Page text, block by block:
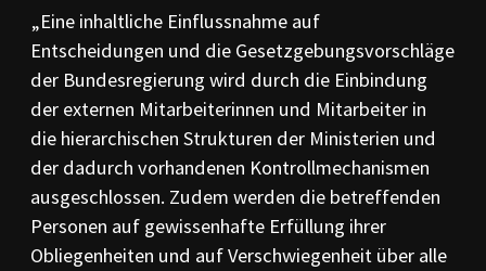
„Eine inhaltliche Einflussnahme auf
Entscheidungen und die Gesetzgebungsvor­schläge
der Bun­desregierung wird durch die Einbindung
der externen Mitarbei­te­rinnen und Mit­arbeiter in
die hierarchischen Strukturen der Ministerien und
der da­durch vorhan­de­nen Kontrollme­chanis­men
ausgeschlossen. Zudem werden die betref­fen­den
Personen auf gewissenhafte Erfüllung ihrer
Obliegenheiten und auf Verschwiegenheit über alle